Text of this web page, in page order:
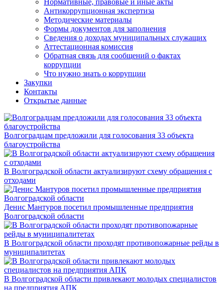
Нормативные, правовые и иные акты
Антикоррупционная экспертиза
Методические материалы
Формы документов для заполнения
Сведения о доходах муниципальных служащих
Аттестационная комиссия
Обратная связь для сообщений о фактах
коррупции
Что нужно знать о коррупции
Закупки
Контакты
Открытые данные
Волгоградцам предложили для голосования 33 объекта
благоустройства
В Волгоградской области актуализируют схему обращения с
отходами
Денис Мантуров посетил промышленные предприятия
Волгоградской области
В Волгоградской области проходят противопожарные рейды в
муниципалитетах
В Волгоградской области привлекают молодых специалистов
на предприятия АПК